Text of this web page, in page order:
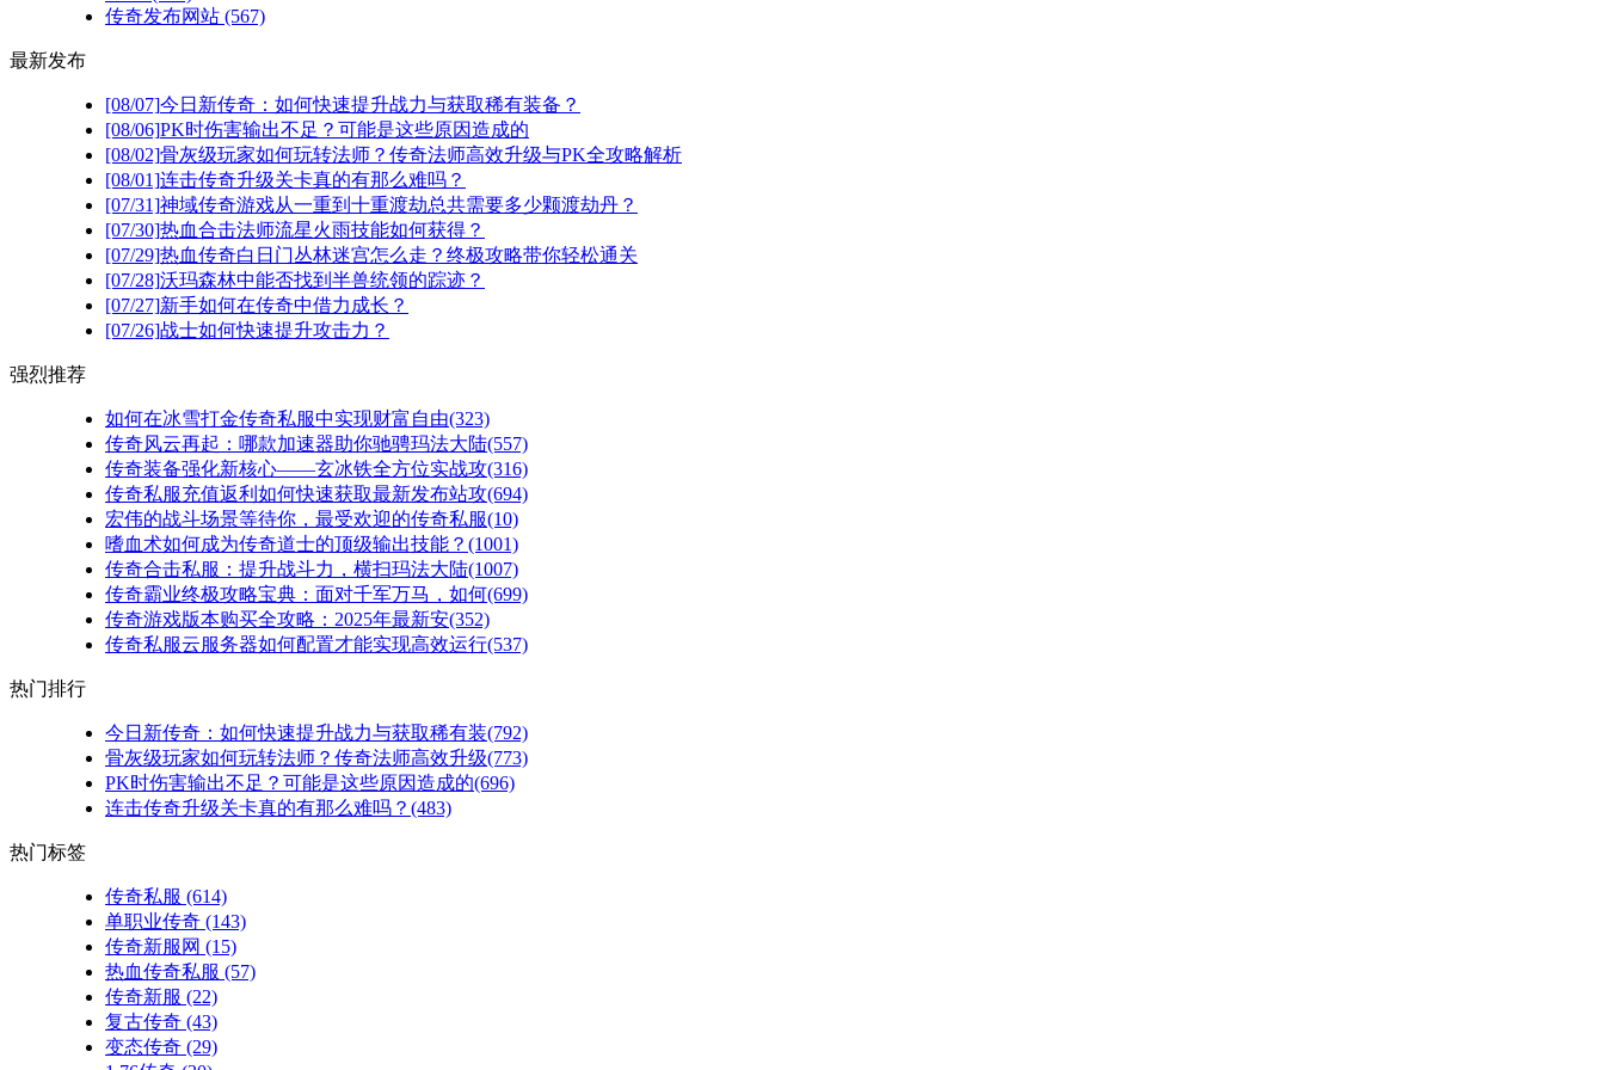
传奇发布网站 (567)
最新发布
[08/07]今日新传奇：如何快速提升战力与获取稀有装备？
[08/06]PK时伤害输出不足？可能是这些原因造成的
[08/02]骨灰级玩家如何玩转法师？传奇法师高效升级与PK全攻略解析
[08/01]连击传奇升级关卡真的有那么难吗？
[07/31]神域传奇游戏从一重到十重渡劫总共需要多少颗渡劫丹？
[07/30]热血合击法师流星火雨技能如何获得？
[07/29]热血传奇白日门丛林迷宫怎么走？终极攻略带你轻松通关
[07/28]沃玛森林中能否找到半兽统领的踪迹？
[07/27]新手如何在传奇中借力成长？
[07/26]战士如何快速提升攻击力？
强烈推荐
如何在冰雪打金传奇私服中实现财富自由(323)
传奇风云再起：哪款加速器助你驰骋玛法大陆(557)
传奇装备强化新核心——玄冰铁全方位实战攻(316)
传奇私服充值返利如何快速获取最新发布站攻(694)
宏伟的战斗场景等待你，最受欢迎的传奇私服(10)
嗜血术如何成为传奇道士的顶级输出技能？(1001)
传奇合击私服：提升战斗力，横扫玛法大陆(1007)
传奇霸业终极攻略宝典：面对千军万马，如何(699)
传奇游戏版本购买全攻略：2025年最新安(352)
传奇私服云服务器如何配置才能实现高效运行(537)
热门排行
今日新传奇：如何快速提升战力与获取稀有装(792)
骨灰级玩家如何玩转法师？传奇法师高效升级(773)
PK时伤害输出不足？可能是这些原因造成的(696)
连击传奇升级关卡真的有那么难吗？(483)
热门标签
传奇私服 (614)
单职业传奇 (143)
传奇新服网 (15)
热血传奇私服 (57)
传奇新服 (22)
复古传奇 (43)
变态传奇 (29)